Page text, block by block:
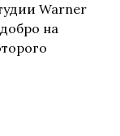
Warner
на